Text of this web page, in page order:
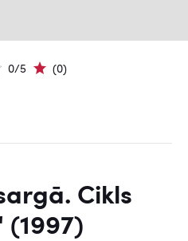
0/5 (0)
Cikls
(1997)